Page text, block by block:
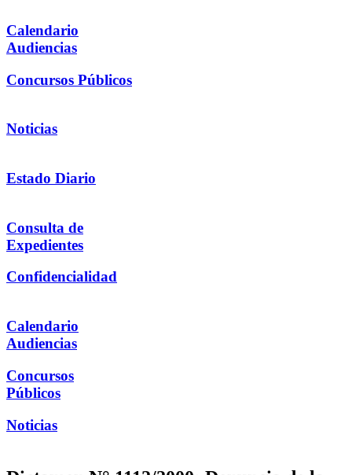
Calendario
Audiencias
Concursos Públicos
Noticias
Estado Diario
Consulta de
Expedientes
Confidencialidad
Calendario
Audiencias
Concursos
Públicos
Noticias